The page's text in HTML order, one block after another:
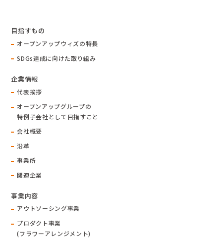
目指すもの
オープンアップウィズの特長
SDGs達成に向けた取り組み
企業情報
代表挨拶
オープンアップグループの
特例子会社として目指すこと
会社概要
沿革
事業所
関連企業
事業内容
アウトソーシング事業
プロダクト事業
(フラワーアレンジメント)